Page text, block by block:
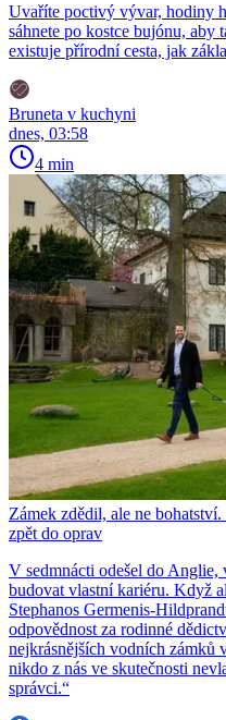
Uvaříte poctivý vývar, hodiny
sáhnete po kostce bujónu, aby
existuje přírodní cesta, jak
Bruneta v kuchyni
dnes, 03:58
4 min
Zámek zdědil, ale ne
zpět do oprav
V sedmnácti odešel do Anglie,
budovat vlastní kariéru. Když
Stephanos Germenis-
odpovědnost za rodinné
nejkrásnějších vodních zámků
nikdo z nás ve skutečnosti
správci.“